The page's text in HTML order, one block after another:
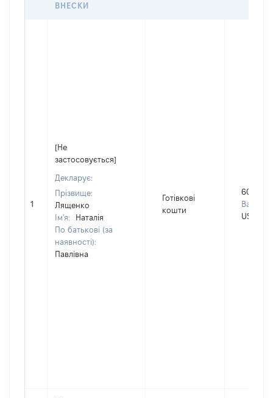
ВНЕСКИ
1
[Не
застосовується]
Декларує:
Прізвище:
Лященко
Ім'я:
Наталія
По батькові (за
наявності):
Павлівна
Готівкові
кошти
60000
Валюта:
USD